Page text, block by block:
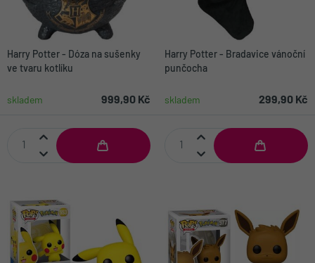
Harry Potter - Dóza na sušenky
ve tvaru kotlíku
skladem 999,90 Kč
Harry Potter - Bradavice vánoční
punčocha
skladem 299,90 Kč